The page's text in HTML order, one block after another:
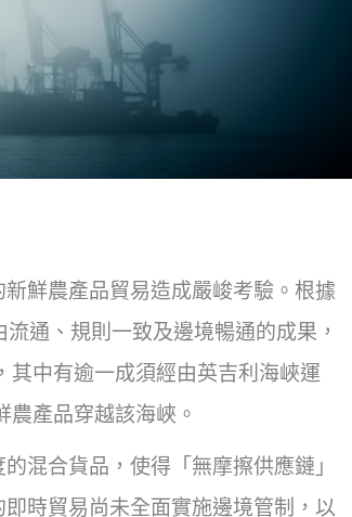
鮮農產品貿易造成嚴峻考驗。根據
通、規則一致及邊境暢通的成果，
其中有逾一成須經由英吉利海峽運
產品穿越該海峽。
混合貨品，使得「無摩擦供應鏈」
時貿易尚未全面實施邊境管制，以